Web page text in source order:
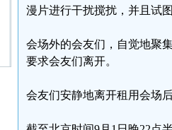
漫片进行干扰搅扰，并且试
会场外的会友们，自觉地聚
要求会友们离开。
会友们安静地离开租用会场